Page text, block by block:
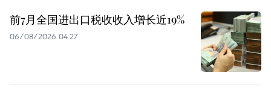
前7月全国进出口税收收入增长近19%
06/08/2026 04:27